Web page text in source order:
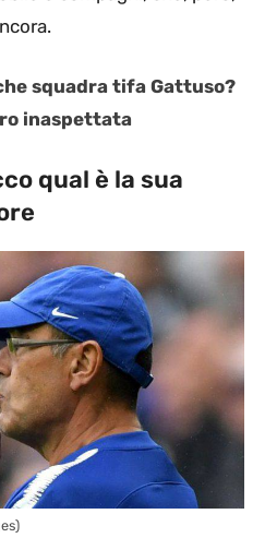
squadra tifa Gattuso?
inaspettata
qual è la sua